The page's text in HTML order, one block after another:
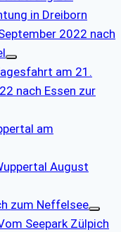
in Dreiborn
2022 nach
am 21.
nach Essen zur
am
August
zum Neffelsee
Seepark Zülpich